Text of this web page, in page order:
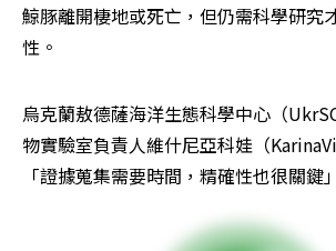
鯨豚離開棲地或死亡，但仍需科學研究
性。
烏克蘭敖德薩海洋生態科學中心（
物實驗室負責人維什尼亞科娃（
「證據蒐集需要時間，精確性也很關鍵